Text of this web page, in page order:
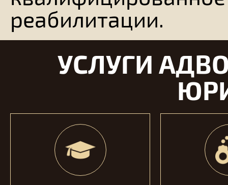
реабилитации.
УСЛУГИ